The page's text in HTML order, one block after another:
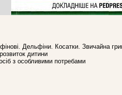
Дельфіни. Косатки. Звичайна
дитини
осіб з особливими потребами